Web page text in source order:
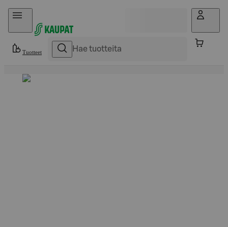
Hyppää sisältöön
Tuotteet